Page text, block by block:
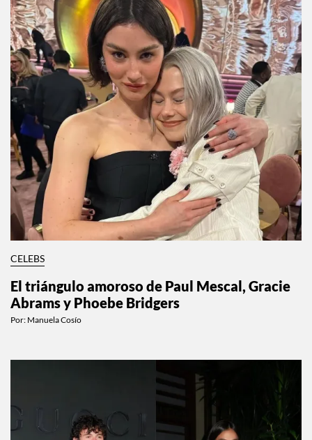
CELEBS
El triángulo amoroso de Paul Mescal, Gracie
Abrams y Phoebe Bridgers
Por: Manuela Cosío